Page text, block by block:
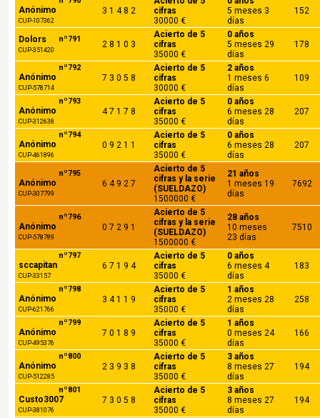
Anónimo
CUP-107362
3 1 4 8 2
cifras
30000 €
5 meses 3
días
152
nº791
Dolors
CUP-351420
2 8 1 0 3
Acierto de 5
cifras
35000 €
0 años
5 meses 29
días
178
nº792
Anónimo
CUP-578714
7 3 0 5 8
Acierto de 5
cifras
30000 €
2 años
1 meses 6
días
109
nº793
Anónimo
CUP-312638
4 7 1 7 8
Acierto de 5
cifras
35000 €
0 años
6 meses 28
días
207
nº794
Anónimo
CUP-461896
0 9 2 1 1
Acierto de 5
cifras
35000 €
0 años
6 meses 28
días
207
nº795
Anónimo
CUP-307799
6 4 9 2 7
Acierto de 5
cifras y la serie
(SUELDAZO)
1500000 €
21 años
1 meses 19
días
7692
nº796
Anónimo
CUP-578789
0 7 2 9 1
Acierto de 5
cifras y la serie
(SUELDAZO)
1500000 €
28 años
10 meses
23 días
7510
nº797
sccapitan
CUP-33157
6 7 1 9 4
Acierto de 5
cifras
35000 €
0 años
6 meses 4
días
183
nº798
Anónimo
CUP-621766
3 4 1 1 9
Acierto de 5
cifras
35000 €
1 años
2 meses 28
días
258
nº799
Anónimo
CUP-495376
7 0 1 8 9
Acierto de 5
cifras
35000 €
1 años
0 meses 24
días
166
nº800
Anónimo
CUP-512285
2 3 9 3 8
Acierto de 5
cifras
35000 €
3 años
8 meses 27
días
194
nº801
Custo3007
CUP-381076
7 3 0 5 8
Acierto de 5
cifras
35000 €
3 años
8 meses 27
días
194